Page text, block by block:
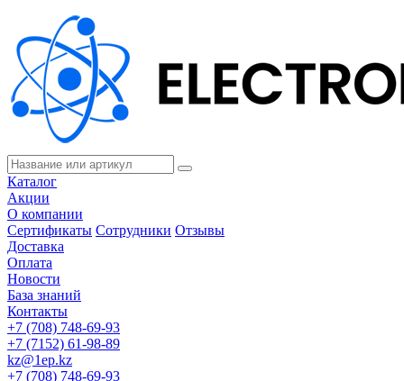
Каталог
Акции
О компании
Сертификаты Сотрудники Отзывы
Доставка
Оплата
Новости
База знаний
Контакты
+7 (708) 748-69-93
+7 (7152) 61-98-89
kz@1ep.kz
+7 (708) 748-69-93